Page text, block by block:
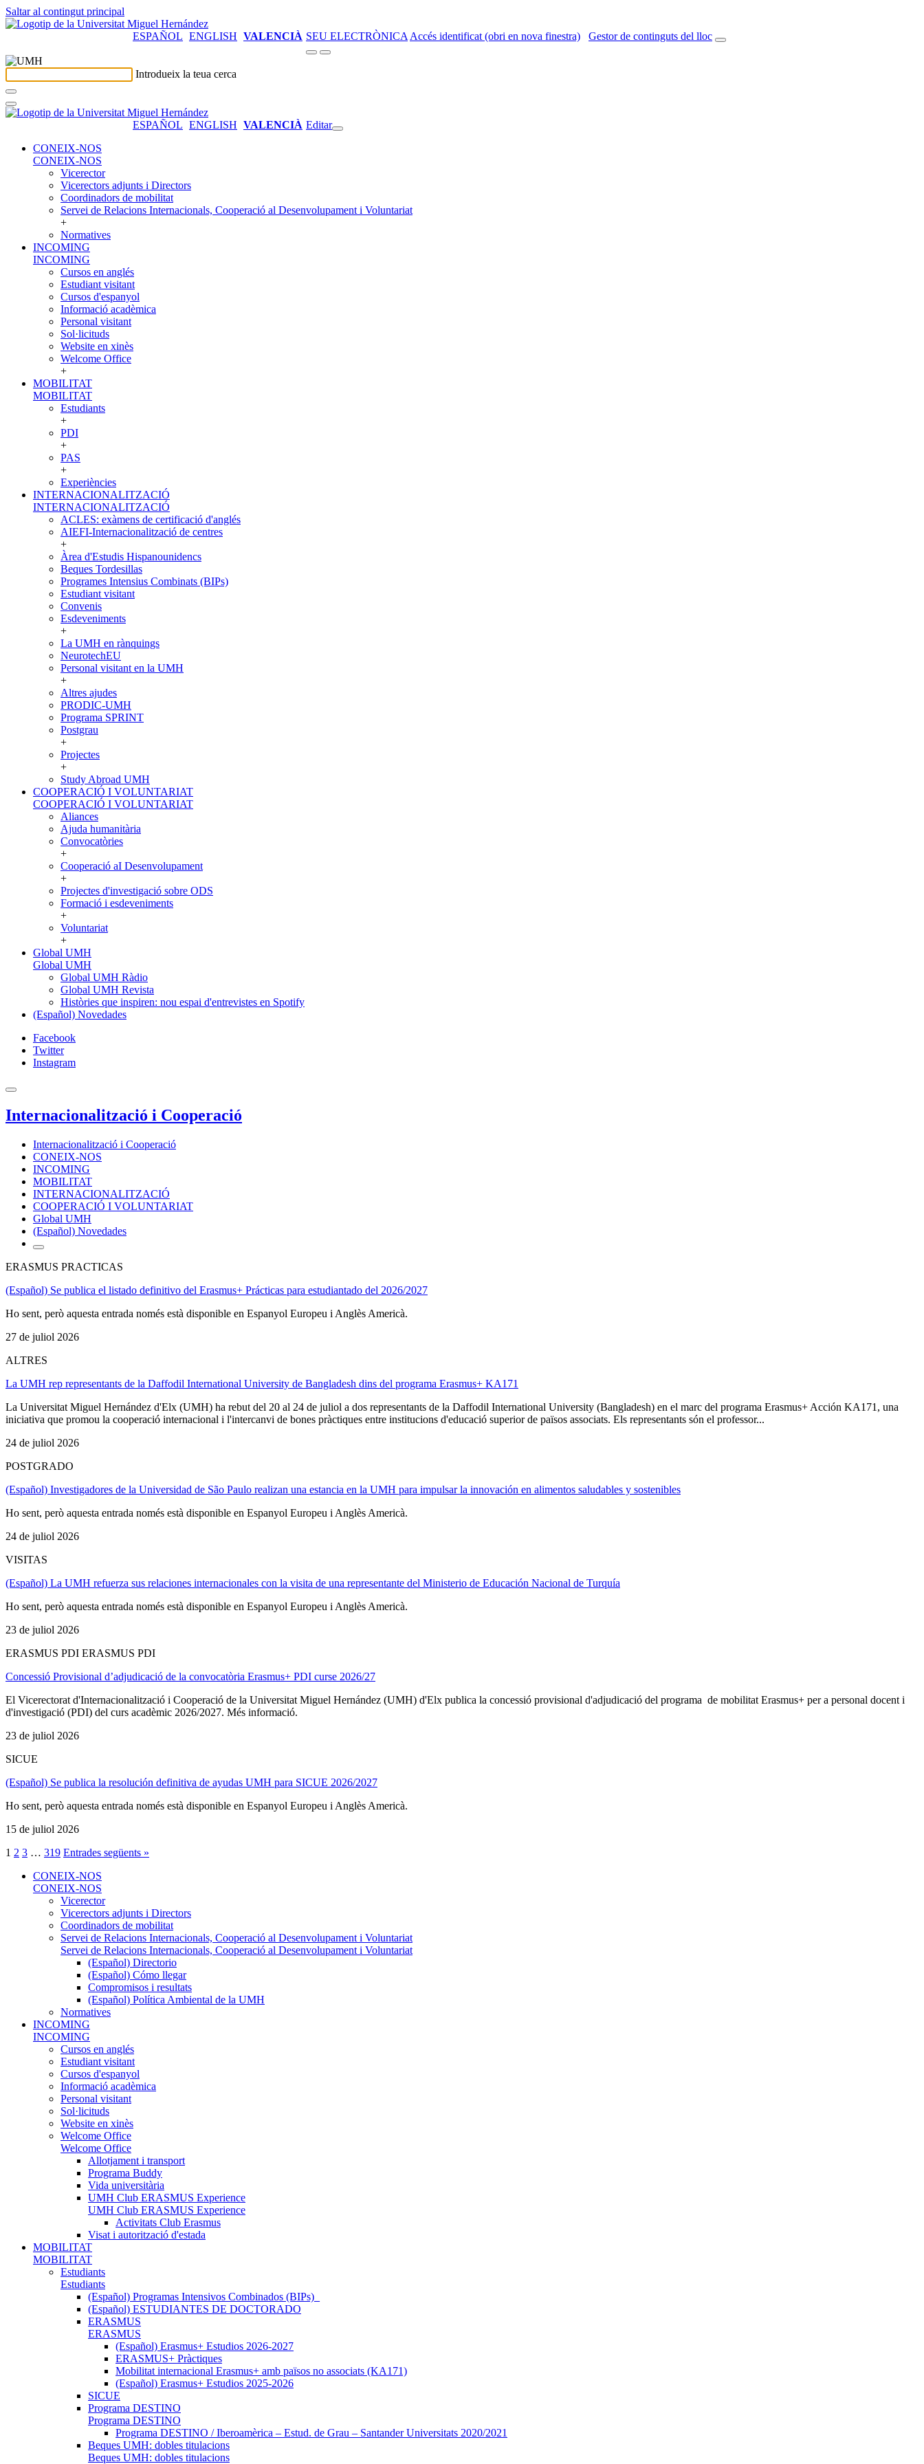
Saltar al contingut principal
ESPAÑOL ENGLISH VALENCIÀ SEU ELECTRÒNICA Accés identificat (obri en nova finestra) Gestor de continguts del lloc
Introdueix la teua cerca
ESPAÑOL ENGLISH VALENCIÀ Editar
CONEIX-NOS
CONEIX-NOS
Vicerector
Vicerectors adjunts i Directors
Coordinadors de mobilitat
Servei de Relacions Internacionals, Cooperació al Desenvolupament i Voluntariat
+
Normatives
INCOMING
INCOMING
Cursos en anglés
Estudiant visitant
Cursos d'espanyol
Informació acadèmica
Personal visitant
Sol·licituds
Website en xinès
Welcome Office
+
MOBILITAT
MOBILITAT
Estudiants
+
PDI
+
PAS
+
Experiències
INTERNACIONALITZACIÓ
INTERNACIONALITZACIÓ
ACLES: exàmens de certificació d'anglés
AIEFI-Internacionalització de centres
+
Àrea d'Estudis Hispanounidencs
Beques Tordesillas
Programes Intensius Combinats (BIPs)
Estudiant visitant
Convenis
Esdeveniments
+
La UMH en rànquings
NeurotechEU
Personal visitant en la UMH
+
Altres ajudes
PRODIC-UMH
Programa SPRINT
Postgrau
+
Projectes
+
Study Abroad UMH
COOPERACIÓ I VOLUNTARIAT
COOPERACIÓ I VOLUNTARIAT
Aliances
Ajuda humanitària
Convocatòries
+
Cooperació aI Desenvolupament
+
Projectes d'investigació sobre ODS
Formació i esdeveniments
+
Voluntariat
+
Global UMH
Global UMH
Global UMH Ràdio
Global UMH Revista
Històries que inspiren: nou espai d'entrevistes en Spotify
(Español) Novedades
Facebook
Twitter
Instagram
Internacionalització i Cooperació
Internacionalització i Cooperació
CONEIX-NOS
INCOMING
MOBILITAT
INTERNACIONALITZACIÓ
COOPERACIÓ I VOLUNTARIAT
Global UMH
(Español) Novedades
ERASMUS PRACTICAS
(Español) Se publica el listado definitivo del Erasmus+ Prácticas para estudiantado del 2026/2027
Ho sent, però aquesta entrada només està disponible en Espanyol Europeu i Anglès Americà.
27 de juliol 2026
ALTRES
La UMH rep representants de la Daffodil International University de Bangladesh dins del programa Erasmus+ KA171
La Universitat Miguel Hernández d'Elx (UMH) ha rebut del 20 al 24 de juliol a dos representants de la Daffodil International University (Bangladesh) en el marc del programa Erasmus+ Acción KA171, una
iniciativa que promou la cooperació internacional i l'intercanvi de bones pràctiques entre institucions d'educació superior de països associats. Els representants són el professor...
24 de juliol 2026
POSTGRADO
(Español) Investigadores de la Universidad de São Paulo realizan una estancia en la UMH para impulsar la innovación en alimentos saludables y sostenibles
Ho sent, però aquesta entrada només està disponible en Espanyol Europeu i Anglès Americà.
24 de juliol 2026
VISITAS
(Español) La UMH refuerza sus relaciones internacionales con la visita de una representante del Ministerio de Educación Nacional de Turquía
Ho sent, però aquesta entrada només està disponible en Espanyol Europeu i Anglès Americà.
23 de juliol 2026
ERASMUS PDI ERASMUS PDI
Concessió Provisional d’adjudicació de la convocatòria Erasmus+ PDI curse 2026/27
El Vicerectorat d'Internacionalització i Cooperació de la Universitat Miguel Hernández (UMH) d'Elx publica la concessió provisional d'adjudicació del programa de mobilitat Erasmus+ per a personal docent i
d'investigació (PDI) del curs acadèmic 2026/2027. Més informació.
23 de juliol 2026
SICUE
(Español) Se publica la resolución definitiva de ayudas UMH para SICUE 2026/2027
Ho sent, però aquesta entrada només està disponible en Espanyol Europeu i Anglès Americà.
15 de juliol 2026
1 2 3 … 319 Entrades següents »
CONEIX-NOS
CONEIX-NOS
Vicerector
Vicerectors adjunts i Directors
Coordinadors de mobilitat
Servei de Relacions Internacionals, Cooperació al Desenvolupament i Voluntariat
Servei de Relacions Internacionals, Cooperació al Desenvolupament i Voluntariat
(Español) Directorio
(Español) Cómo llegar
Compromisos i resultats
(Español) Política Ambiental de la UMH
Normatives
INCOMING
INCOMING
Cursos en anglés
Estudiant visitant
Cursos d'espanyol
Informació acadèmica
Personal visitant
Sol·licituds
Website en xinès
Welcome Office
Welcome Office
Allotjament i transport
Programa Buddy
Vida universitària
UMH Club ERASMUS Experience
UMH Club ERASMUS Experience
Activitats Club Erasmus
Visat i autorització d'estada
MOBILITAT
MOBILITAT
Estudiants
Estudiants
(Español) Programas Intensivos Combinados (BIPs)_
(Español) ESTUDIANTES DE DOCTORADO
ERASMUS
ERASMUS
(Español) Erasmus+ Estudios 2026-2027
ERASMUS+ Pràctiques
Mobilitat internacional Erasmus+ amb països no associats (KA171)
(Español) Erasmus+ Estudios 2025-2026
SICUE
Programa DESTINO
Programa DESTINO
Programa DESTINO / Iberoamèrica – Estud. de Grau – Santander Universitats 2020/2021
Beques UMH: dobles titulacions
Beques UMH: dobles titulacions